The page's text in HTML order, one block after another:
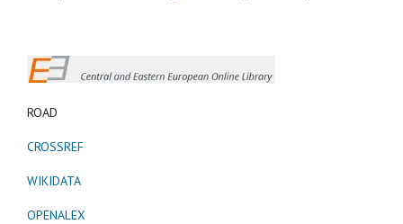
ROAD
CROSSREF
WIKIDATA
OPENALEX